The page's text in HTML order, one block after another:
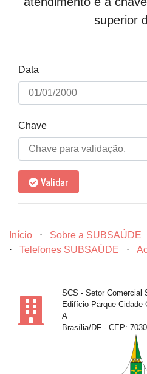
superior
Data
Chave
Validar
Início ⋅ Sobre a SUBSAÚDE
⋅
Telefones SUBSAÚDE ⋅
SCS - Setor Comercial
Edifício Parque Cidade
A
Brasília/DF - CEP: